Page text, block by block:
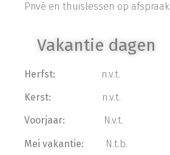
Privé en thuislessen op afspraak
Vakantie dagen
Herfst: n.v.t.
Kerst: n.v.t.
Voorjaar: N.v.t.
Mei vakantie: N.t.b.